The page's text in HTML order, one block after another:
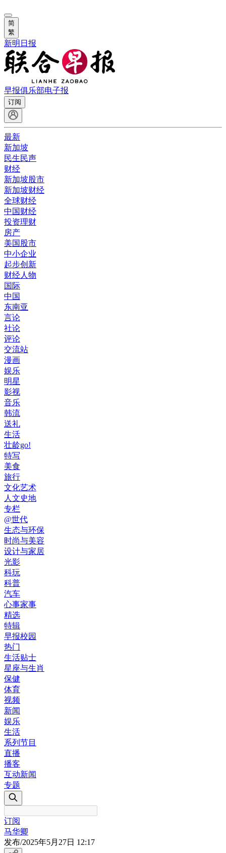
简
繁
新明日报
早报俱乐部电子报
订阅
最新
新加坡
民生民声
财经
新加坡股市
新加坡财经
全球财经
中国财经
投资理财
房产
美国股市
中小企业
起步创新
财经人物
国际
中国
东南亚
言论
社论
评论
交流站
漫画
娱乐
明星
影视
音乐
韩流
送礼
生活
壮龄go!
特写
美食
旅行
文化艺术
人文史地
专栏
@世代
生态与环保
时尚与美容
设计与家居
光影
科玩
科普
汽车
心事家事
精选
特辑
早报校园
热门
生活贴士
星座与生肖
保健
体育
视频
新闻
娱乐
生活
系列节目
直播
播客
互动新闻
专题
订阅
马华卿
发布/2025年5月27日 12:17